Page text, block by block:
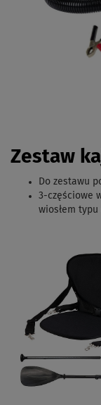
Zestaw
Do zestawu
3-częściowe
wiosłem typu